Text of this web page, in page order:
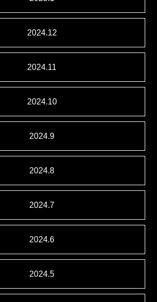
2024.12
2024.11
2024.10
2024.9
2024.8
2024.7
2024.6
2024.5